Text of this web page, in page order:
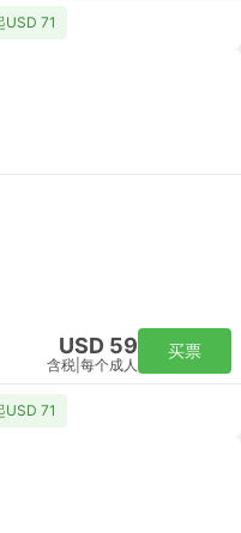
USD 71
USD 59
含税 每个成人
买票
USD 71